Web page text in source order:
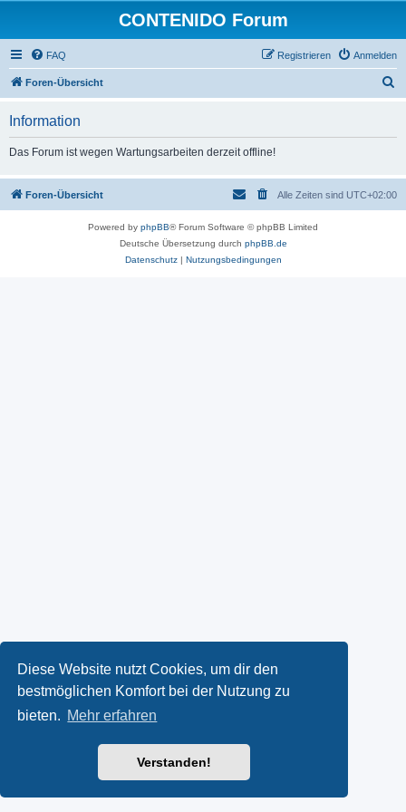
Diese Website nutzt Cookies, um dir den
bestmöglichen Komfort bei der Nutzung zu
bieten. Mehr erfahren
Verstanden!
CONTENIDO Forum
FAQ Anmelden
Registrieren
Foren-Übersicht
Information
Das Forum ist wegen Wartungsarbeiten derzeit offline!
Foren-Übersicht Alle Zeiten sind UTC+02:00
Powered by phpBB® Forum Software © phpBB Limited
Deutsche Übersetzung durch phpBB.de
Datenschutz| Nutzungsbedingungen